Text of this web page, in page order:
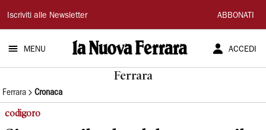
La
Nuova
Ferrara
Iscriviti alle Newsletter ABBONATI
MENU ACCEDI
Ferrara
Ferrara Cronaca
codigoro